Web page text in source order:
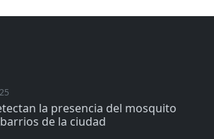
la presencia del mosquito
de la ciudad